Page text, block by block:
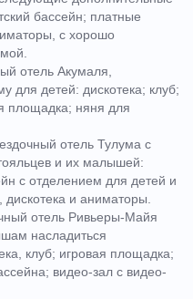
бассейн; платные
с хорошо
отель Акумаля,
для детей: дискотека; клуб;
площадка; няня для
отель Тулума с
и их малышей:
с отделением для детей и
дискотека и аниматоры.
отель Ривьеры-Майя
насладиться
клуб; игровая площадка;
видео-зал с видео-